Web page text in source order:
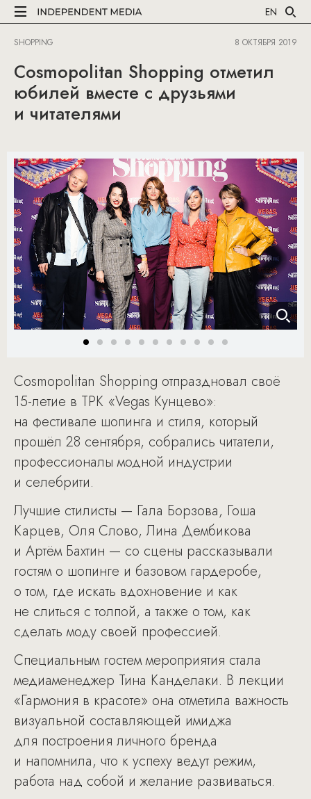
EN
SHOPPING 8 ОКТЯБРЯ 2019
Cosmopolitan Shopping отметил
юбилей вместе с друзьями
и читателями
Cosmopolitan Shopping отпраздновал своё
15-летие в ТРК «Vegas Кунцево»:
на фестивале шопинга и стиля, который
прошёл 28 сентября, собрались читатели,
профессионалы модной индустрии
и селебрити.
Лучшие стилисты — Гала Борзова, Гоша
Карцев, Оля Слово, Лина Дембикова
и Артём Бахтин — со сцены рассказывали
гостям о шопинге и базовом гардеробе,
о том, где искать вдохновение и как
не слиться с толпой, а также о том, как
сделать моду своей профессией.
Специальным гостем мероприятия стала
медиаменеджер Тина Канделаки. В лекции
«Гармония в красоте» она отметила важность
визуальной составляющей имиджа
для построения личного бренда
и напомнила, что к успеху ведут режим,
работа над собой и желание развиваться.